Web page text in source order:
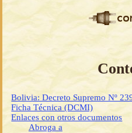
Bolivia: Decreto Supremo Nº
Ficha Técnica (DCMI)
Enlaces con otros documentos
Abroga a